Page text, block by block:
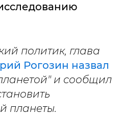
политик, глава
Рогозин назвал
и сообщил
планеты.